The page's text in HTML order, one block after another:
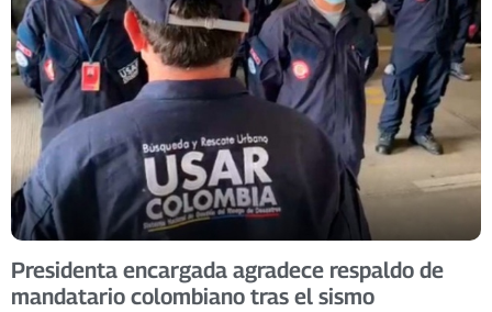
Presidenta encargada agradece respaldo de
mandatario colombiano tras el sismo